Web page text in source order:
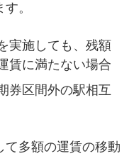
。
実施しても、残額
賃に満たない場合
券区間外の駅相互
て多額の運賃の移動